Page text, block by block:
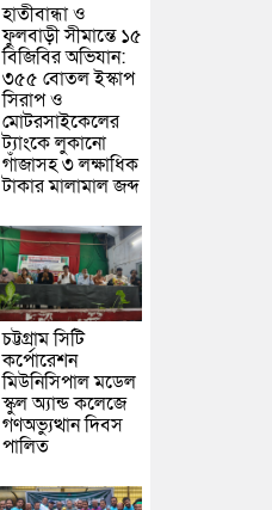
হাতীবান্ধা ও
ফুলবাড়ী সীমান্তে ১৫
বিজিবির অভিযান:
৩৫৫ বোতল ইস্কাপ
সিরাপ ও
মোটরসাইকেলের
ট্যাংকে লুকানো
গাঁজাসহ ৩ লক্ষাধিক
টাকার মালামাল জব্দ
চট্টগ্রাম সিটি
কর্পোরেশন
মিউনিসিপাল মডেল
স্কুল অ্যান্ড কলেজে
গণঅভ্যুত্থান দিবস
পালিত